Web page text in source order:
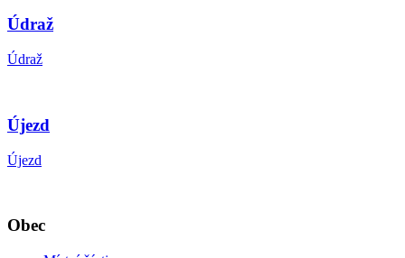
Údraž
Údraž
Újezd
Újezd
Obec